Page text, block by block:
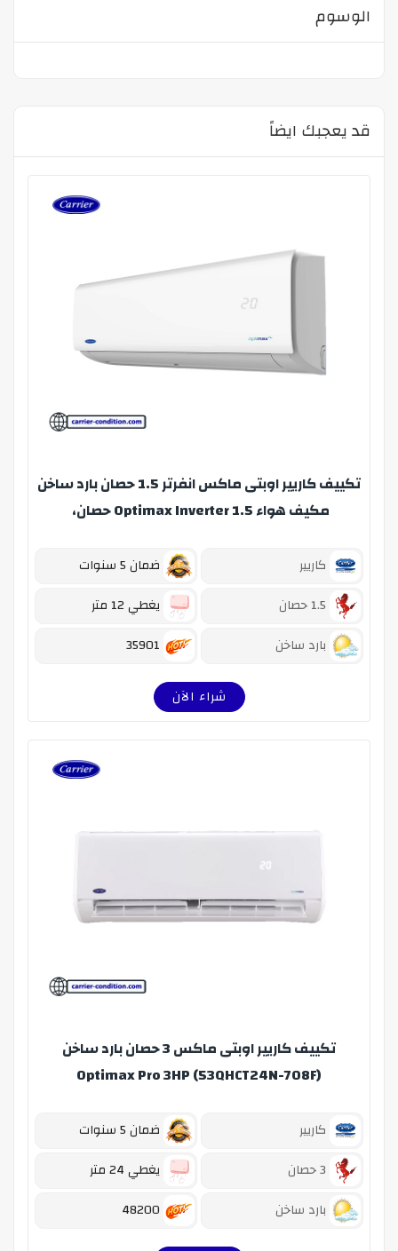
الوسوم
قد يعجبك ايضاً
تكييف كاريير اوبتى ماكس انفرتر 1.5 حصان بارد ساخن
مكيف هواء Optimax Inverter 1.5 حصان،
كاريير
ضمان 5 سنوات
يغطي 12 متر
بارد ساخن
شراء الآن
تكييف كاريير اوبتى ماكس 3 حصان بارد ساخن
Optimax Pro 3HP (53QHCT24N-708F)
كاريير
ضمان 5 سنوات
يغطي 24 متر
بارد ساخن